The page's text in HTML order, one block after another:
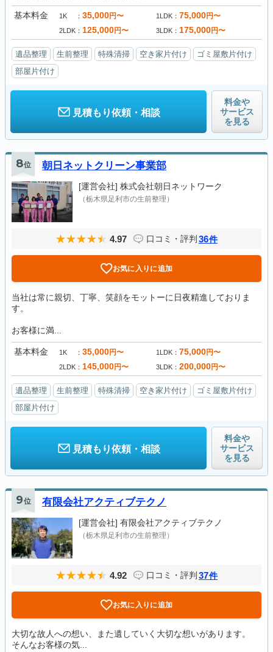
基本料金 1K 35,000円〜 1LDK 75,000円〜
2LDK 125,000円〜 3LDK 175,000円〜
遺品整理 生前整理 特殊清掃 空き家片付け
ゴミ屋敷片付け
部屋片付け
見積もり依頼・相談
料金や
サービス
を見る
8位 朝日ネットクリーン事業部
[運営会社] 株式会社朝日ネットワーク
（栃木県足利市の生前整理）
4.97 口コミ・評判 36件
お気に入りに追加
当社は常に親切、丁寧、笑顔をモットーに日夜精進しておりま
す。
お客様に満...
基本料金 1K 35,000円〜 1LDK 75,000円〜
2LDK 145,000円〜 3LDK 200,000円〜
遺品整理 生前整理 特殊清掃 空き家片付け
ゴミ屋敷片付け
部屋片付け
見積もり依頼・相談
料金や
サービス
を見る
9位 有限会社アクティブテクノ
[運営会社] 有限会社アクティブテクノ
（栃木県足利市の生前整理）
4.92 口コミ・評判 37件
お気に入りに追加
大切な故人への想い、また遺していく大切な想いがあります。
そんなお客様の気...